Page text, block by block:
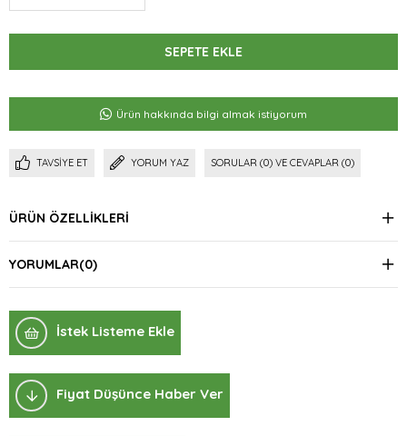
Ürün hakkında bilgi almak istiyorum
TAVSIYE ET YORUM YAZ SORULAR (0) VE CEVAPLAR (0)
ÜRÜN ÖZELLIKLERI
YORUMLAR(0)
İstek Listeme Ekle
Fiyat Düşünce Haber Ver